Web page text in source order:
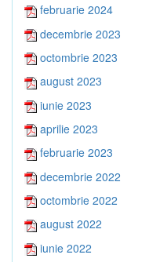
februarie 2024
decembrie 2023
octombrie 2023
august 2023
iunie 2023
aprilie 2023
februarie 2023
decembrie 2022
octombrie 2022
august 2022
iunie 2022